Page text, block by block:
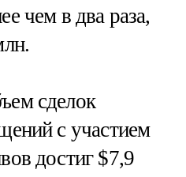
чем в два раза,
сделок
с участием
достиг $7,9